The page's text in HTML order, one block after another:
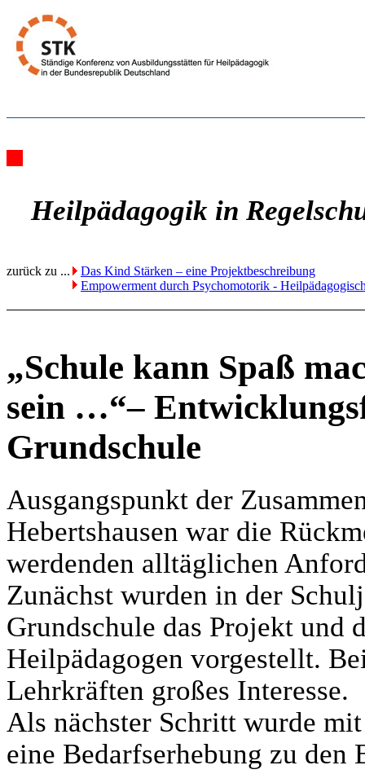
Heilpädagogik in
zurück zu ...
Das Kind Stärken – eine Projektbeschreibung
Empowerment durch Psychomotorik -
„Schule kann Spaß
sein …“–
Grundschule
Ausgangspunkt der
Hebertshausen war die
werdenden alltäglichen
Zunächst wurden in der
Grundschule das Projekt und
Heilpädagogen vorgestellt.
Lehrkräften großes Interesse.
Als nächster Schritt wurde
eine Bedarfserhebung zu den